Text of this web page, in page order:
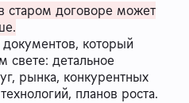
старом договоре может
который
свете: детальное
рынка, конкурентных
планов роста.